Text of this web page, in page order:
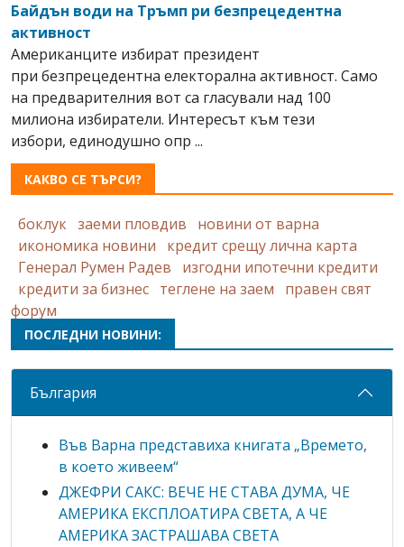
Байдън води на Тръмп ри безпрецедентна
активност
Американците избират президент
при безпрецедентна електорална активност. Само
на предварителния вот са гласували над 100
милиона избиратели. Интересът към тези
избори, единодушно опр ...
КАКВО СЕ ТЪРСИ?
боклук заеми пловдив
новини от варна
икономика новини
кредит срещу лична карта
Генерал Румен Радев
изгодни ипотечни кредити
кредити за бизнес теглене на заем
правен свят
форум
ПОСЛЕДНИ НОВИНИ:
България
Във Варна представиха книгата „Времето,
в което живеем“
ДЖЕФРИ САКС: ВЕЧЕ НЕ СТАВА ДУМА, ЧЕ
АМЕРИКА ЕКСПЛОАТИРА СВЕТА, А ЧЕ
АМЕРИКА ЗАСТРАШАВА СВЕТА